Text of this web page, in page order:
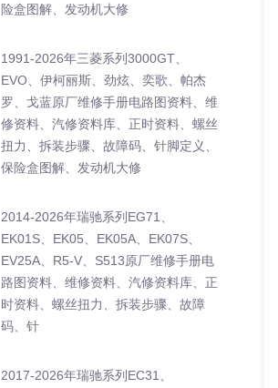
险盒图解、发动机大修
1991-2026年三菱系列3000GT、
EVO、伊柯丽斯、劲炫、奕歌、帕杰
罗、戈蓝原厂维修手册电路图资料、维
修资料、汽修资料库、正时资料、螺丝
扭力、拆装步骤、故障码、针脚定义、
保险盒图解、发动机大修
2014-2026年瑞驰系列EG71、
EK01S、EK05、EK05A、EK07S、
EV25A、R5-V、S513原厂维修手册电
路图资料、维修资料、汽修资料库、正
时资料、螺丝扭力、拆装步骤、故障
码、针
2017-2026年瑞驰系列EC31、